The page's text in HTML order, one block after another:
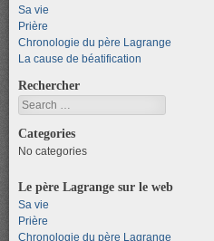
Sa vie
Prière
Chronologie du père Lagrange
La cause de béatification
Rechercher
Search
Categories
No categories
Le père Lagrange sur le web
Sa vie
Prière
Chronologie du père Lagrange